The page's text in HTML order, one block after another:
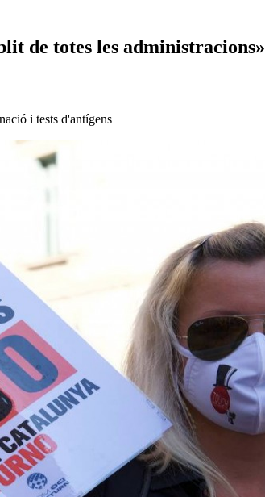
de totes les administracions»
i tests d'antígens